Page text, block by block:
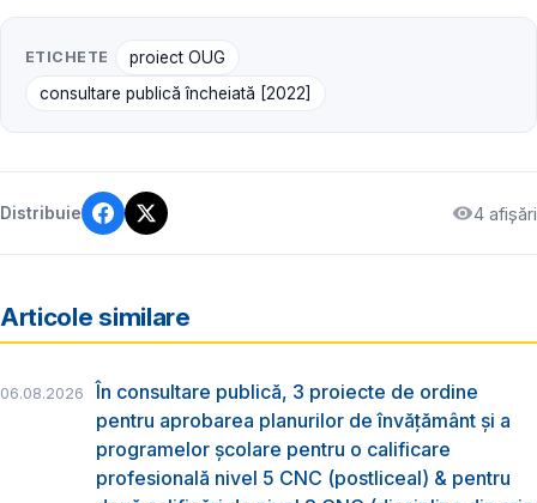
ETICHETE
proiect OUG
consultare publică încheiată [2022]
Distribuie 4 afișări
Articole similare
06.08.2026
În consultare publică, 3 proiecte de ordine
pentru aprobarea planurilor de învățământ și a
programelor școlare pentru o calificare
profesională nivel 5 CNC (postliceal) & pentru